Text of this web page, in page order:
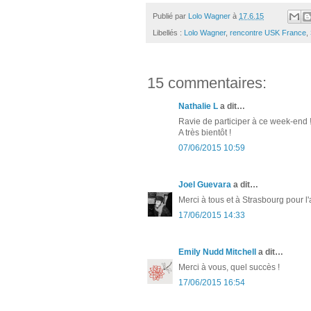
Publié par Lolo Wagner à 17.6.15
Libellés : Lolo Wagner, rencontre USK France
15 commentaires:
Nathalie L a dit…
Ravie de participer à ce week-end !
A très bientôt !
07/06/2015 10:59
Joel Guevara a dit…
Merci à tous et à Strasbourg pour
17/06/2015 14:33
Emily Nudd Mitchell
a dit…
Merci à vous, quel succès !
17/06/2015 16:54